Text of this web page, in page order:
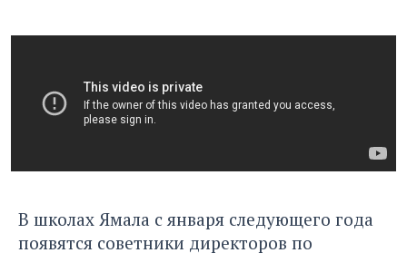
В школах Ямала с января следующего года
появятся советники директоров по